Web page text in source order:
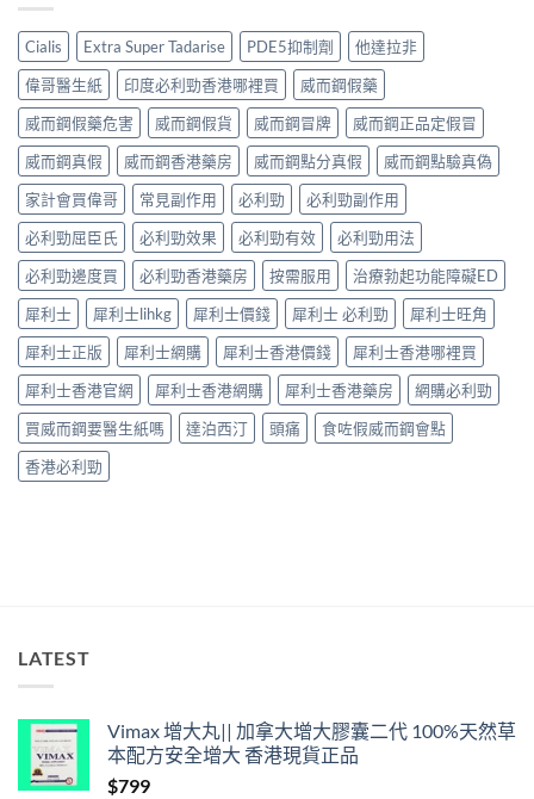
嗎？〉
中
福
的
終
點〉
中
析：
常
見
反
應、
發
生
率〉
中
非）
起
效
與
藥
效
持
續
完
整
指
南：
30
分
見
效、
最
長
36
小
時、
正
購
顆
夠
嗎？
30mg
vs
60mg
劑
量
選
擇
與
安
全
性
整
解
析〉
中
Cialis Extra Super Tadarise PDE5抑制劑
他達拉非
偉哥醫生紙
印度必利勁香港哪裡買
威而鋼假藥
威而鋼假藥危害
威而鋼假貨 威而鋼冒牌
威而鋼正品定假冒
威而鋼真假
威而鋼香港藥房 威而鋼點分真假
威而鋼點驗真偽
家計會買偉哥
常見副作用 必利勁
必利勁副作用
必利勁屈臣氏
必利勁效果 必利勁有效
必利勁用法
必利勁邊度買
必利勁香港藥房 按需服用
治療勃起功能障礙ED
犀利士
犀利士lihkg 犀利士價錢 犀利士 必利勁
犀利士旺角
犀利士正版
犀利士網購 犀利士香港價錢
犀利士香港哪裡買
犀利士香港官網
犀利士香港網購 犀利士香港藥房
網購必利勁
買威而鋼要醫生紙嗎
達泊西汀 頭痛
食咗假威而鋼會點
香港必利勁
LATEST
Vimax 增大丸|| 加拿大增大膠囊二代 100%天然草
本配方安全增大 香港現貨正品
$799